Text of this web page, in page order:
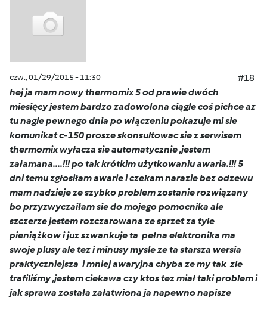
czw., 01/29/2015 - 11:30
#18
hej ja mam nowy thermomix 5 od prawie dwóch
miesięcy jestem bardzo zadowolona ciągle coś pichce az
tu nagle pewnego dnia po włączeniu pokazuje mi sie
komunikat c-150 prosze skonsultowac sie z serwisem
thermomix wyłacza sie automatycznie ,jestem
załamana....!!! po tak krótkim użytkowaniu awaria.!!! 5
dni temu zgłosiłam awarie i czekam narazie bez odzewu
mam nadzieje ze szybko problem zostanie rozwiązany
bo przyzwyczaiłam sie do mojego pomocnika ale
szczerze jestem rozczarowana ze sprzet za tyle
pieniążkow i juz szwankuje ta pełna elektronika ma
swoje plusy ale tez i minusy mysle ze ta starsza wersia
praktyczniejsza i mniej awaryjna chyba ze my tak zle
trafiliśmy ,jestem ciekawa czy ktos tez miał taki problem i
jak sprawa została załatwiona ja napewno napisze